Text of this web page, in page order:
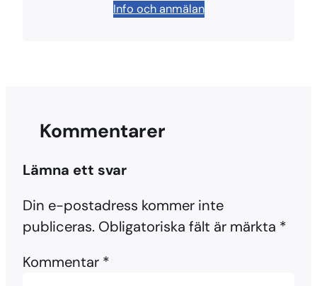
Info och anmälan
Kommentarer
Lämna ett svar
Din e-postadress kommer inte
publiceras. Obligatoriska fält är märkta *
Kommentar *